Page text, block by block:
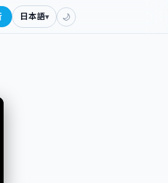
日本語▾ 🌙